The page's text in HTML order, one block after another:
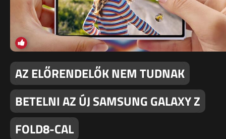
AZ ELŐRENDELŐK NEM TUDNAK
BETELNI AZ ÚJ SAMSUNG GALAXY Z
FOLD8-CAL